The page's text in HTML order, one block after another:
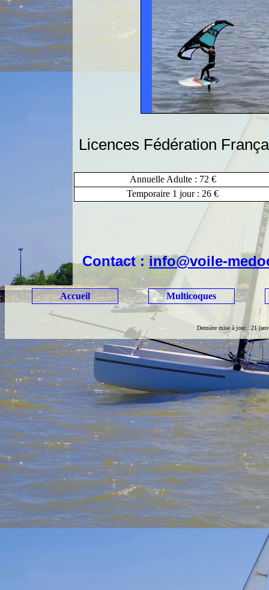
Licences Fédération
Annuelle Adulte : 72 €
Temporaire 1 jour : 26 €
Contact :info@voile-
Accueil Multicoques
Dernière mise à jour :21